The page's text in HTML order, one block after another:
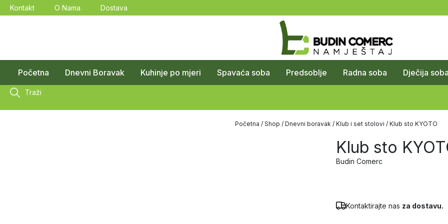
Kontakt O Nama Dostava
Početna Dnevni Boravak Kuhinje po mjeri Spavaća soba Predsoblje Radna soba Dječija soba
Traži
Početna / Shop / Dnevni boravak / Klub i set stolovi / Klub sto KYOTO
Klub sto
Budin Comerc
Kontaktirajte nas za dostavu.